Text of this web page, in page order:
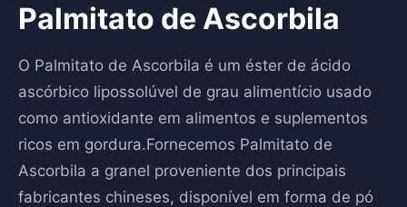
Palmitato de Ascorbila
O Palmitato de Ascorbila é um éster de ácido
ascórbico lipossolúvel de grau alimentício usado
como antioxidante em alimentos e suplementos
ricos em gordura.Fornecemos Palmitato de
Ascorbila a granel proveniente dos principais
fabricantes chineses, disponível em forma de pó